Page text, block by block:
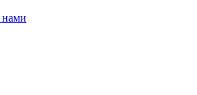
нами